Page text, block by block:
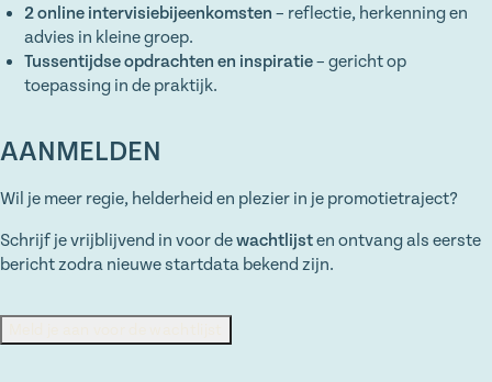
2 online intervisiebijeenkomsten – reflectie, herkenning en
advies in kleine groep.
Tussentijdse opdrachten en inspiratie– gericht op
toepassing in de praktijk.
AANMELDEN
Wil je meer regie, helderheid en plezier in je promotietraject?
Schrijf je vrijblijvend in voor dewachtlijsten ontvang als eerste
bericht zodra nieuwe startdata bekend zijn.